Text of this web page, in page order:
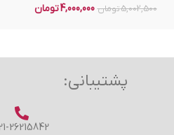
5,002,500تومان 4,000,000تومان
پشتیبانی:
26215842